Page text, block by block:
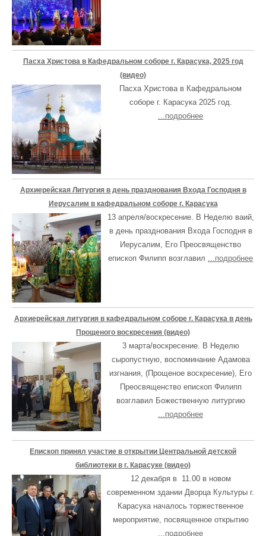
Пасха Христова в Кафедральном соборе г. Карасука, 2025 год
(видео)
Пасха Христова в Кафедральном
соборе г. Карасука 2025 год.
...подробнее
Архиерейская Литургия в день празднования Входа Господня в
Иерусалим в кафедральном соборе г. Карасука
13 апреля/воскресение. В Неделю ваий,
в день празднования Входа Господня в
Иерусалим, Его Преосвященство
епископ Филипп возглавил ...подробнее
Архиерейская литургия в кафедральном соборе г. Карасука в день
Прощеного воскресения (видео)
3 марта/воскресение. В Неделю
сыропустную, воспоминание Адамова
изгнания, (Прощеное воскресение), Его
Преосвященство епископ Филипп
возглавил Божественную литургию
...подробнее
Епископ принял участие в открытии Центральной детской
библиотеки в г. Карасуке (видео)
12 декабря в 11.00 в новом
современном здании Дворца Культуры г.
Карасука началось торжественное
мероприятие, посвященное открытию
...подробнее